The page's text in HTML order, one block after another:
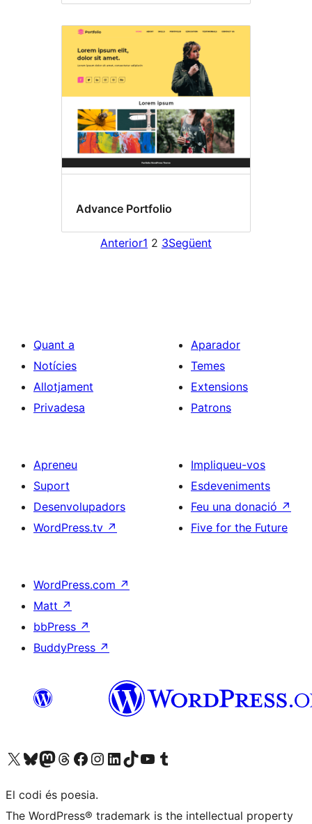
Advance Portfolio
Anterior1 2 3Següent
Quant a
Notícies
Allotjament
Privadesa
Aparador
Temes
Extensions
Patrons
Apreneu
Suport
Desenvolupadors
WordPress.tv ↗
Impliqueu-vos
Esdeveniments
Feu una donació ↗
Five for the Future
WordPress.com ↗
Matt ↗
bbPress ↗
BuddyPress ↗
Visiteu el nostre compte X (abans Twitter)
Visiteu el nostre compte de Bluesky
Visiteu el nostre compte al Mastodon
Visiteu el nostre compte de Threads
Visiteu la nostra pàgina al Facebook
Visiteu el nostre compte d'Instagram
Visiteu el nostre compte de LinkedIn
Visiteu el nostre compte de TikTok
Visiteu el nostre canal al YouTube
Visiteu el nostre compte de Tumblr
El codi és poesia.
The WordPress® trademark is the intellectual property